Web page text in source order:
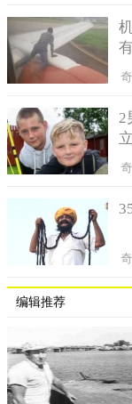
2
编辑推荐